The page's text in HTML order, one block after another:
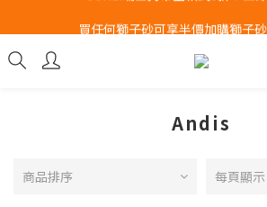
買任何獅子砂可享半價加購獅子
Airbuggy 全線現貨8折！立即點
Andis
商品排序 每頁顯